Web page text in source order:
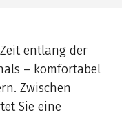
entlang der
– komfortabel
Zwischen
Sie eine